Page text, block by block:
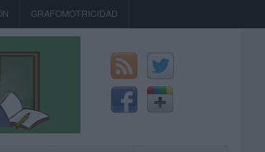
GRAFOMOTRICIDAD